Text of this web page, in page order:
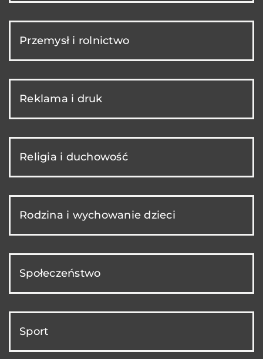
Przemysł i rolnictwo
Reklama i druk
Religia i duchowość
Rodzina i wychowanie dzieci
Społeczeństwo
Sport